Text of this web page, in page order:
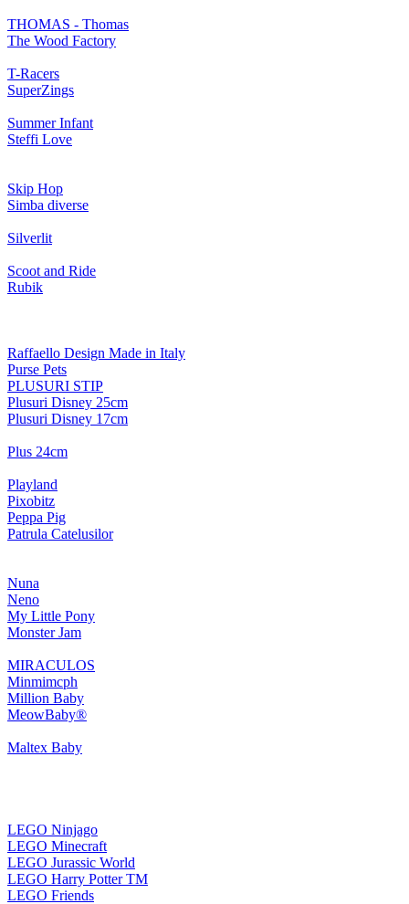
THOMAS - Thomas
The Wood Factory
T-Racers
SuperZings
Summer Infant
Steffi Love
Skip Hop
Simba diverse
Silverlit
Scoot and Ride
Rubik
Raffaello Design Made in Italy
Purse Pets
PLUSURI STIP
Plusuri Disney 25cm
Plusuri Disney 17cm
Plus 24cm
Playland
Pixobitz
Peppa Pig
Patrula Catelusilor
Nuna
Neno
My Little Pony
Monster Jam
MIRACULOS
Minmimcph
Million Baby
MeowBaby®
Maltex Baby
LEGO Ninjago
LEGO Minecraft
LEGO Jurassic World
LEGO Harry Potter TM
LEGO Friends